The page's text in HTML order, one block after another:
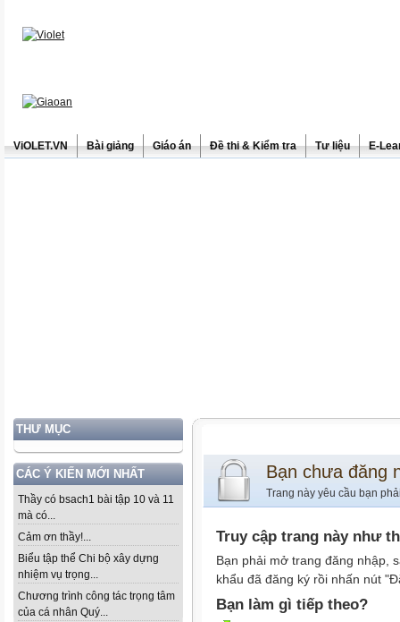
ViOLET.VN Bài giảng Giáo án Đề thi & Kiểm tra Tư liệu E-
THƯ MỤC
CÁC Ý KIẾN MỚI NHẤT
Thầy có bsach1 bài tập 10 và 11
mà có...
Cảm ơn thầy!...
Biểu tập thể Chi bộ xây dựng
nhiệm vụ trọng...
Chương trình công tác trọng tâm
của cá nhân Quý...
Bạn chưa đăng
Trang này yêu cầu bạn
Truy cập trang này như
Bạn phải mở trang đăng nhập,
khẩu đã đăng ký rồi nhấn nút
Bạn làm gì tiếp theo?